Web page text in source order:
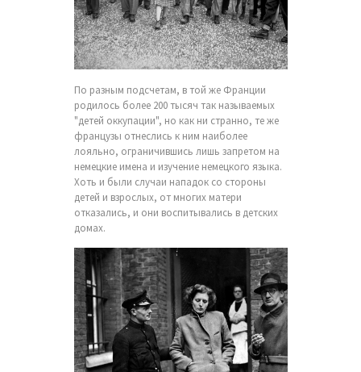
По разным подсчетам, в той же Франции
родилось более 200 тысяч так называемых
"детей оккупации", но как ни странно, те же
французы отнеслись к ним наиболее
лояльно, ограничившись лишь запретом на
немецкие имена и изучение немецкого языка.
Хоть и были случаи нападок со стороны
детей и взрослых, от многих матери
отказались, и они воспитывались в детских
домах.